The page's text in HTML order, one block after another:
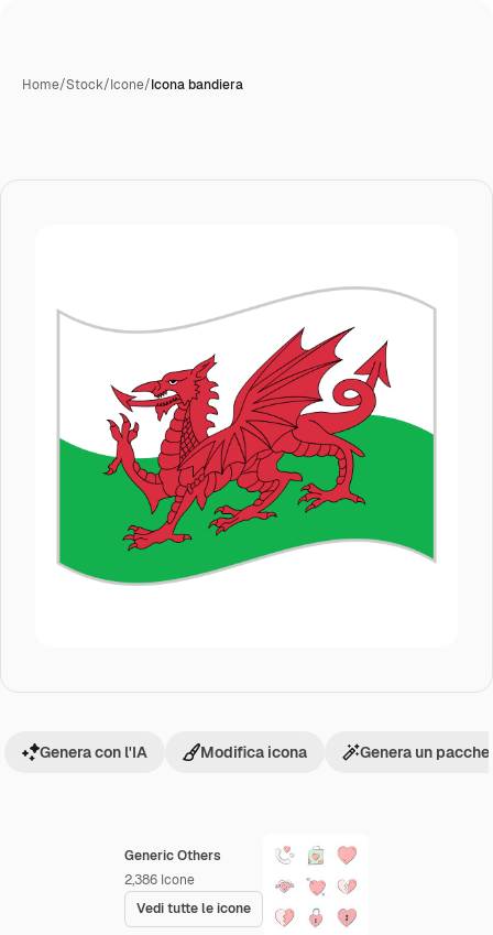
Home/Stock/Icone/Icona bandiera
Generic Others
2,386 Icone
Vedi tutte le icone
Genera con l'IA Modifica icona Genera un